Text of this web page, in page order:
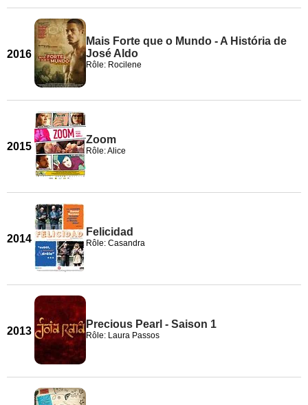
2016
Mais Forte que o Mundo - A História de
José Aldo
Rôle: Rocilene
2015
Zoom
Rôle: Alice
2014
Felicidad
Rôle: Casandra
2013
Precious Pearl - Saison 1
Rôle: Laura Passos